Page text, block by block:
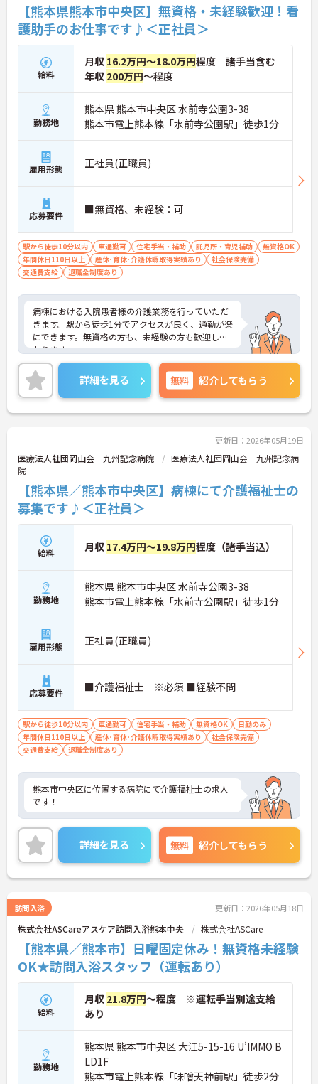
【熊本県熊本市中央区】無資格・未経験歓迎！看
護助手のお仕事です♪＜正社員＞
給料
月収 16.2万円～18.0万円程度 諸手当含む
年収 200万円～程度
勤務地
熊本県 熊本市中央区 水前寺公園3-38
熊本市電上熊本線「水前寺公園駅」徒歩1分
雇用形態 正社員(正職員)
応募要件 ■無資格、未経験：可
駅から徒歩10分以内 車通勤可 住宅手当・補助 託児所・育児補助
無資格OK
年間休日110日以上
産休･育休･介護休暇取得実績あり
社会保険完備
交通費支給
退職金制度あり
病棟における入院患者様の介護業務を行っていただ
きます。駅から徒歩1分でアクセスが良く、通勤が楽
にできます。無資格の方も、未経験の方も歓迎して
おります。
ご興味のある方には、面接対策ポイントなど、さら
に詳細をお話しいたしますのでお気軽にご相談くだ
さい！
詳細を見る 無料 紹介してもらう
更新日：2026年05月19日
医療法人社団岡山会 九州記念病院
医療法人社団岡山会 九州記念病
院
【熊本県／熊本市中央区】病棟にて介護福祉士の
募集です♪＜正社員＞
給料 月収 17.4万円～19.8万円程度（諸手当込）
勤務地
熊本県 熊本市中央区 水前寺公園3-38
熊本市電上熊本線「水前寺公園駅」徒歩1分
雇用形態 正社員(正職員)
応募要件 ■介護福祉士 ※必須 ■経験不問
駅から徒歩10分以内 車通勤可 住宅手当・補助 無資格OK
日勤のみ
年間休日110日以上
産休･育休･介護休暇取得実績あり
社会保険完備
交通費支給
退職金制度あり
熊本市中央区に位置する病院にて介護福祉士の求人
です！
詳細を見る 無料 紹介してもらう
訪問入浴 更新日：2026年05月18日
株式会社ASCareアスケア訪問入浴熊本中央 株式会社ASCare
【熊本県／熊本市】日曜固定休み！無資格未経験
OK★訪問入浴スタッフ（運転あり）
給料
月収 21.8万円～程度 ※運転手当別途支給
あり
勤務地
熊本県 熊本市中央区 大江5-15-16 U’IMMO B
LD1F
熊本市電上熊本線「味噌天神前駅」徒歩2分